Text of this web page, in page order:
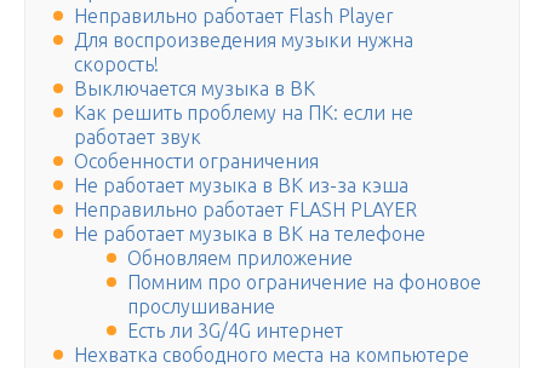
Неправильно работает Flash Player
Для воспроизведения музыки нужна
скорость!
Выключается музыка в ВК
Как решить проблему на ПК: если не
работает звук
Особенности ограничения
Не работает музыка в ВК из-за кэша
Неправильно работает FLASH PLAYER
Не работает музыка в ВК на телефоне
Обновляем приложение
Помним про ограничение на фоновое
прослушивание
Есть ли 3G/4G интернет
Нехватка свободного места на компьютере